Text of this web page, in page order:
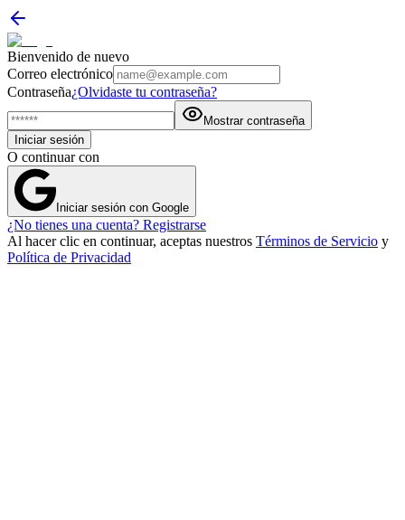
Bienvenido de nuevo
Correo electrónico
Contraseña¿Olvidaste tu contraseña?
Mostrar contraseña
Iniciar sesión
O continuar con
Iniciar sesión con Google
¿No tienes una cuenta? Registrarse
Al hacer clic en continuar, aceptas nuestros Términos de Servicio y
Política de Privacidad